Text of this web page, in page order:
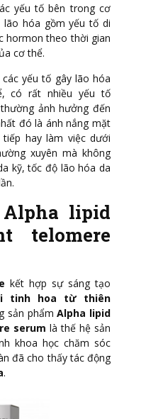
yếu tố bên trong cơ
hóa gồm yếu tố di
hormon theo thời gian
cơ thể.
yếu tố gây lão hóa
có rất nhiều yếu tố
ảnh hưởng đến
đó là ánh nắng mặt
hay làm việc dưới
xuyên mà không
kỹ, tốc độ lão hóa da
Alpha lipid
telomere
kết hợp sự sáng tạo
tinh hoa từ thiên
sản phẩmAlpha lipid
serum là thế hệ sản
khoa học chăm sóc
đã cho thấy tác động
.